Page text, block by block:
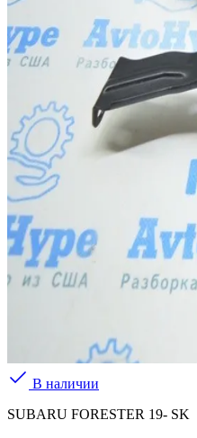
В наличии
SUBARU FORESTER 19- SK